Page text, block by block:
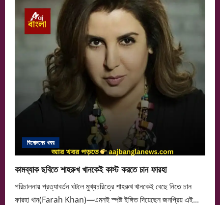
বিনোদনের খবর
কামব্যাক ছবিতে শাহরুখ খানকেই কাস্ট করতে চান ফারহা
পরিচালনায় প্রত্যাবর্তন ঘটলে মুখ্যচরিত্রে শাহরুখ খানকেই বেছে নিতে চান
ফারহা খান(Farah Khan)—এমনই স্পষ্ট ইঙ্গিত দিয়েছেন জনপ্রিয় এই...